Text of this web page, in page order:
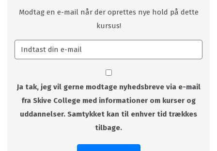
Modtag en e-mail når der oprettes nye hold på dette
kursus!
Ja tak, jeg vil gerne modtage nyhedsbreve via e-mail
fra Skive College med informationer om kurser og
uddannelser. Samtykket kan til enhver tid trækkes
tilbage.